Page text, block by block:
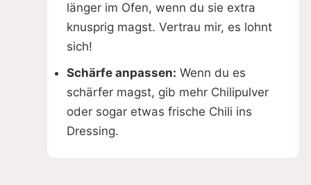
länger im Ofen, wenn du sie extra
knusprig magst. Vertrau mir, es lohnt
sich!
Schärfe anpassen: Wenn du es
schärfer magst, gib mehr Chilipulver
oder sogar etwas frische Chili ins
Dressing.